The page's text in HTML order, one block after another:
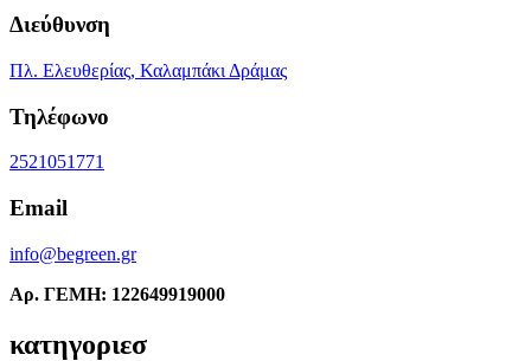
Διεύθυνση
Πλ. Ελευθερίας, Καλαμπάκι Δράμας
Τηλέφωνο
2521051771
Email
info@begreen.gr
Αρ. ΓΕΜΗ: 122649919000
κατηγοριεσ